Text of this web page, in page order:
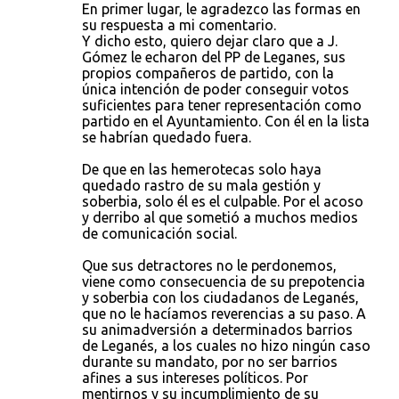
En primer lugar, le agradezco las formas en
su respuesta a mi comentario.
Y dicho esto, quiero dejar claro que a J.
Gómez le echaron del PP de Leganes, sus
propios compañeros de partido, con la
única intención de poder conseguir votos
suficientes para tener representación como
partido en el Ayuntamiento. Con él en la lista
se habrían quedado fuera.
De que en las hemerotecas solo haya
quedado rastro de su mala gestión y
soberbia, solo él es el culpable. Por el acoso
y derribo al que sometió a muchos medios
de comunicación social.
Que sus detractores no le perdonemos,
viene como consecuencia de su prepotencia
y soberbia con los ciudadanos de Leganés,
que no le hacíamos reverencias a su paso. A
su animadversión a determinados barrios
de Leganés, a los cuales no hizo ningún caso
durante su mandato, por no ser barrios
afines a sus intereses políticos. Por
mentirnos y su incumplimiento de su